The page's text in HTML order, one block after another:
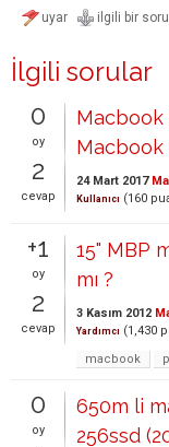
İlgili sorular
0
oy
2
cevap
Macbook
Macbook
24 Mart 2017
Kullanıcı (160
+1
oy
2
cevap
15" MBP
mı ?
3 Kasım 2012
Yardımcı (1,430
macbook
0
oy
650m li
256ssd